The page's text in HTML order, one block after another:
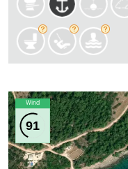
Wind
91